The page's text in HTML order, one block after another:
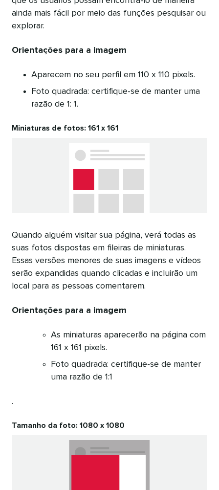
ainda mais fácil por meio das funções pesquisar ou
explorar.
Orientações para a imagem
Aparecem no seu perfil em 110 x 110 pixels.
Foto quadrada: certifique-se de manter uma
razão de 1: 1.
Miniaturas de fotos: 161 x 161
Quando alguém visitar sua página, verá todas as
suas fotos dispostas em fileiras de miniaturas.
Essas versões menores de suas imagens e vídeos
serão expandidas quando clicadas e incluirão um
local para as pessoas comentarem.
Orientações para a imagem
As miniaturas aparecerão na página com
161 x 161 pixels.
Foto quadrada: certifique-se de manter
uma razão de 1:1
.
Tamanho da foto: 1080 x 1080